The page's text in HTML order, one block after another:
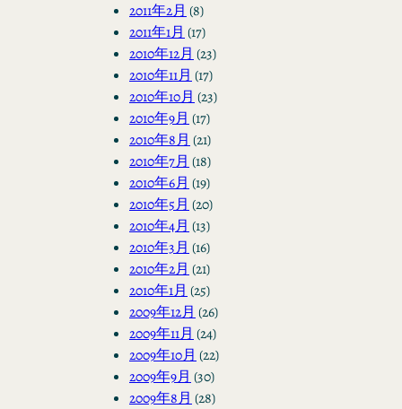
2011年2月 (8)
2011年1月 (17)
2010年12月 (23)
2010年11月 (17)
2010年10月 (23)
2010年9月 (17)
2010年8月 (21)
2010年7月 (18)
2010年6月 (19)
2010年5月 (20)
2010年4月 (13)
2010年3月 (16)
2010年2月 (21)
2010年1月 (25)
2009年12月 (26)
2009年11月 (24)
2009年10月 (22)
2009年9月 (30)
2009年8月 (28)